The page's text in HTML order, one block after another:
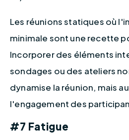
Les réunions statiques où
minimale sont une recette
Incorporer des éléments
sondages ou des ateliers
dynamise la réunion, mais
l'engagement des
#7 Fatigue